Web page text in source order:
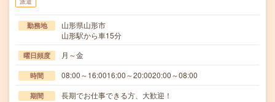
派遣
勤務地
山形県山形市
山形駅から車15分
曜日頻度 月～金
時間 08:00～16:0016:00～20:0020:00～08:00
期間 長期でお仕事できる方、大歓迎！